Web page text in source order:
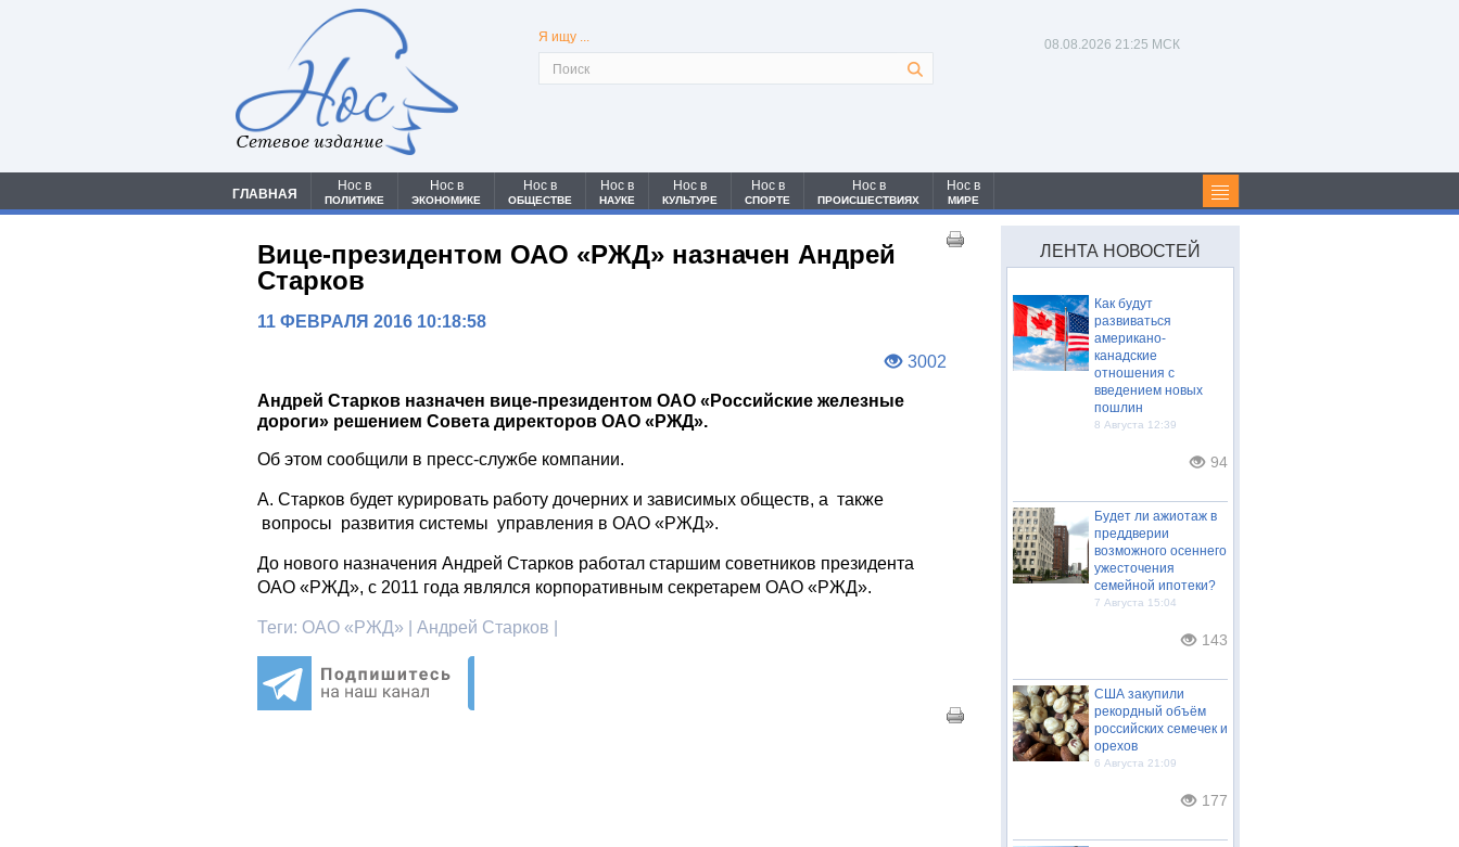
Сетевое издание
Я ищу ... 08.08.2026 21:25 МСК
ГЛАВНАЯ
Нос в
ПОЛИТИКЕ
Нос в
ЭКОНОМИКЕ
Нос в
ОБЩЕСТВЕ
Нос в
НАУКЕ
Нос в
КУЛЬТУРЕ
Нос в
СПОРТЕ
Нос в
ПРОИСШЕСТВИЯХ
Нос в
МИРЕ
Вице-президентом ОАО «РЖД» назначен Андрей
Старков
11 ФЕВРАЛЯ 2016 10:18:58
3002
Андрей Старков назначен вице-президентом ОАО «Российские железные
дороги» решением Совета директоров ОАО «РЖД».
Об этом сообщили в пресс-службе компании.
А. Старков будет курировать работу дочерних и зависимых обществ, а также
вопросы развития системы управления в ОАО «РЖД».
До нового назначения Андрей Старков работал старшим советников президента
ОАО «РЖД», с 2011 года являлся корпоративным секретарем ОАО «РЖД».
Теги: ОАО «РЖД» | Андрей Старков |
ЛЕНТА НОВОСТЕЙ
Как будут
развиваться
американо-
канадские
отношения с
введением новых
пошлин
8 Августа 12:39
94
Будет ли ажиотаж в
преддверии
возможного осеннего
ужесточения
семейной ипотеки?
7 Августа 15:04
143
США закупили
рекордный объём
российских семечек и
орехов
6 Августа 21:09
177